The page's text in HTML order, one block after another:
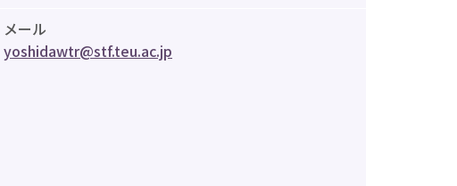
メール
yoshidawtr@stf.teu.ac.jp